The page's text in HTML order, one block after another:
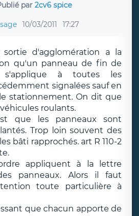
par 2cv6 spice
10/03/2011 17:27
d'agglomération a la
qu'un panneau de fin de
s'applique à toutes les
signalées sauf en
stationnement. On dit que
roulants.
que les panneaux sont
Trop loin souvent des
bâti rapprochés. art R 110-2
appliquent à la lettre
panneaux. Alors il faut
toute particulière à
que chacun apporte de